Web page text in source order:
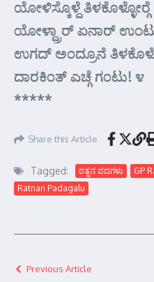
ಯೋಳಿಸ್ಕೊಳ್ದೆ ತಿಳಕೊಳ್ಳೋರ್‍ಗೆ
ಯೋಳ್ದ್ರಾರ್ ಏನಾರ್
ಉಗದ್ ಅಂದ್ರೂನೆ
ದಾರಕಿಂತ್ ಎಚ್ಗೆ ಗಂಟು! ೪
*****
Share this Article
Tagged: ರತ್ನನ ಪದಗಳು GP
Ratnan Padagalu
Previous Article